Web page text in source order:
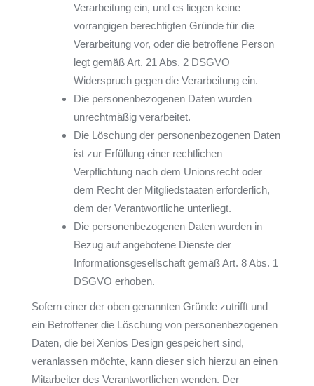
Verarbeitung ein, und es liegen keine
vorrangigen berechtigten Gründe für die
Verarbeitung vor, oder die betroffene Person
legt gemäß Art. 21 Abs. 2 DSGVO
Widerspruch gegen die Verarbeitung ein.
Die personenbezogenen Daten wurden
unrechtmäßig verarbeitet.
Die Löschung der personenbezogenen Daten
ist zur Erfüllung einer rechtlichen
Verpflichtung nach dem Unionsrecht oder
dem Recht der Mitgliedstaaten erforderlich,
dem der Verantwortliche unterliegt.
Die personenbezogenen Daten wurden in
Bezug auf angebotene Dienste der
Informationsgesellschaft gemäß Art. 8 Abs. 1
DSGVO erhoben.
Sofern einer der oben genannten Gründe zutrifft und
ein Betroffener die Löschung von personenbezogenen
Daten, die bei Xenios Design gespeichert sind,
veranlassen möchte, kann dieser sich hierzu an einen
Mitarbeiter des Verantwortlichen wenden. Der